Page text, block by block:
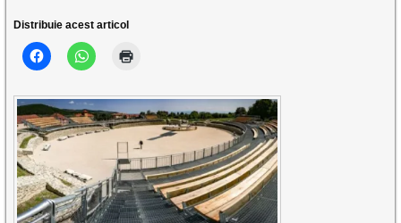
Distribuie acest articol